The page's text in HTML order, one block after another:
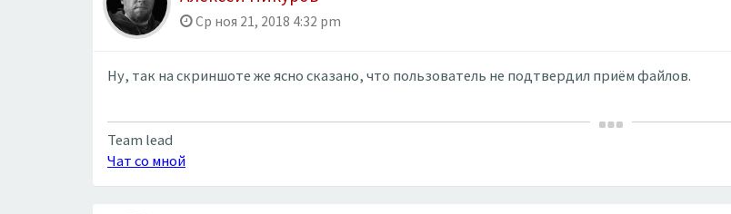
Ср ноя 21, 2018 4:32 pm
Ну, так на скриншоте же ясно сказано, что пользователь не подтвердил приём файлов.
Team lead
Чат со мной